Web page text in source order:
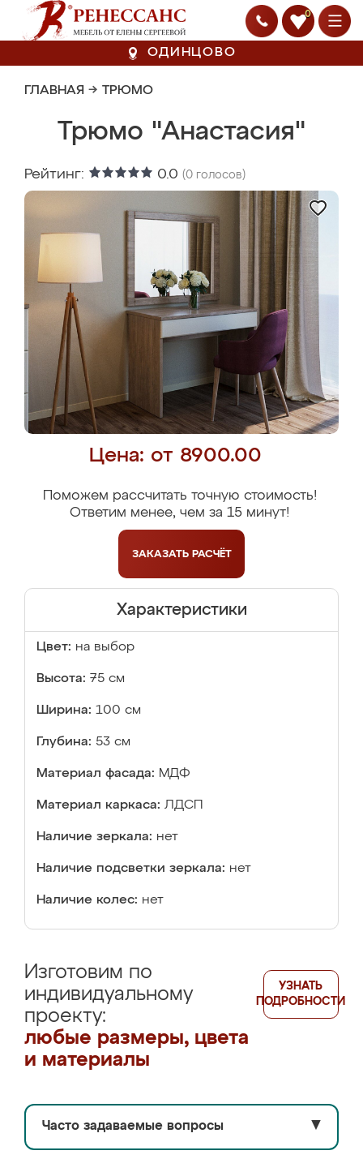
0
ОДИНЦОВО
ГЛАВНАЯ → ТРЮМО
Трюмо "Анастасия"
Рейтинг: 0.0 (0 голосов)
Цена: от 8900.00
Поможем рассчитать точную стоимость!
Ответим менее, чем за 15 минут!
ЗАКАЗАТЬ РАСЧЁТ
Характеристики
Цвет: на выбор
Высота: 75 см
Ширина: 100 см
Глубина: 53 см
Материал фасада: МДФ
Материал каркаса: ЛДСП
Наличие зеркала: нет
Наличие подсветки зеркала: нет
Наличие колес: нет
Изготовим по
индивидуальному
проекту:
любые размеры, цвета
и материалы
УЗНАТЬ
ПОДРОБНОСТИ
Часто задаваемые вопросы ▼